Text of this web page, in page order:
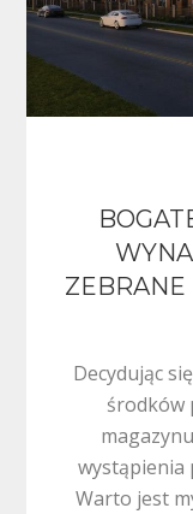
ZEBRANE
Decydując
środków
wystąpienia
Warto jest